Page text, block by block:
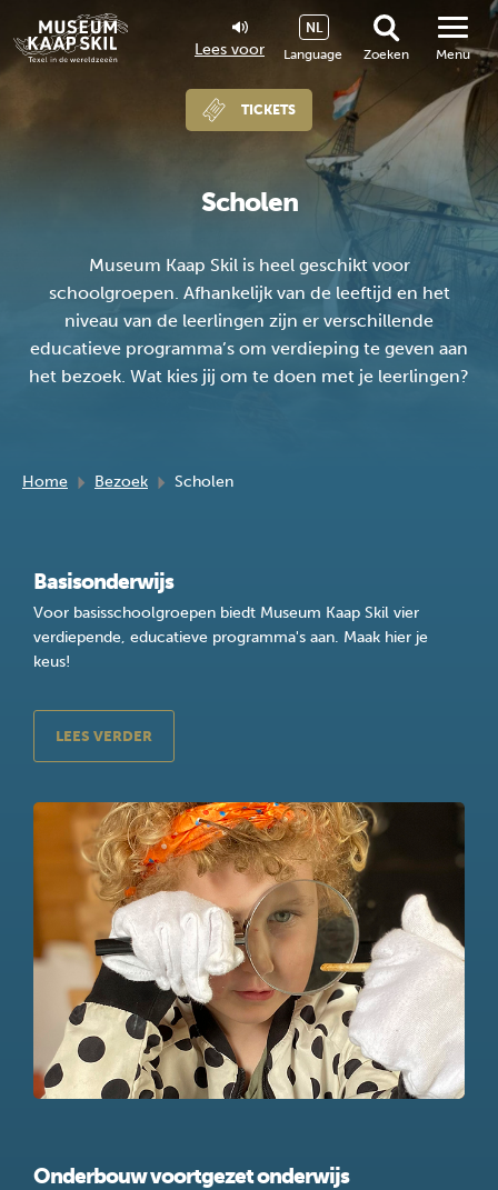
Lees voor Language
NL
Zoeken
TICKETS
Menu
Scholen
Museum Kaap Skil is heel geschikt voor
schoolgroepen. Afhankelijk van de leeftijd en het
niveau van de leerlingen zijn er verschillende
educatieve programma’s om verdieping te geven aan
het bezoek. Wat kies jij om te doen met je leerlingen?
Home Bezoek Scholen
Basisonderwijs
Voor basisschoolgroepen biedt Museum Kaap Skil vier
verdiepende, educatieve programma's aan. Maak hier je
keus!
LEES VERDER
Onderbouw voortgezet onderwijs